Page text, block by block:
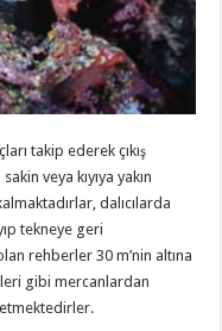
takip ederek çıkış
veya kıyıya yakın
dalıcılarda
tekneye geri
rehberler 30 m’nin altına
gibi mercanlardan